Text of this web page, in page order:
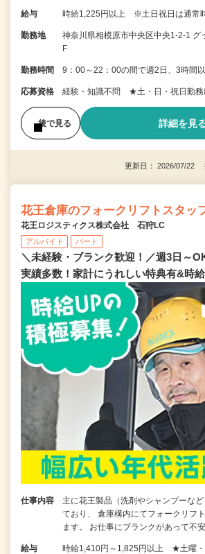
給与 時給1,225円以上 ※土日祝日は通常
勤務地
神奈川県相模原市中央区中央1-2-1 グ
F
勤務時間 9：00～22：00の間で週2日、3時間
応募資格 経験・知識不問 ★土・日・祝日勤務
後で見る 詳細を見
更新日： 2026/07/22
花王倉庫のフォークリフトスタッ
花王ロジスティクス株式会社 石狩LC
アルバイト パート
＼未経験・ブランク歓迎！／週3日～
実績多数！家計にうれしい特典有&時
仕事内容
主に花王製品（洗剤やシャンプーな
ており、 倉庫構内にてフォークリフ
ます。 お仕事にブランクがあって不
給与
時給1,410円～1,825円以上 ★土曜・